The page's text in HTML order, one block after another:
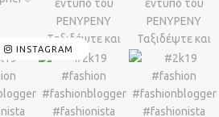
INSTAGRAM